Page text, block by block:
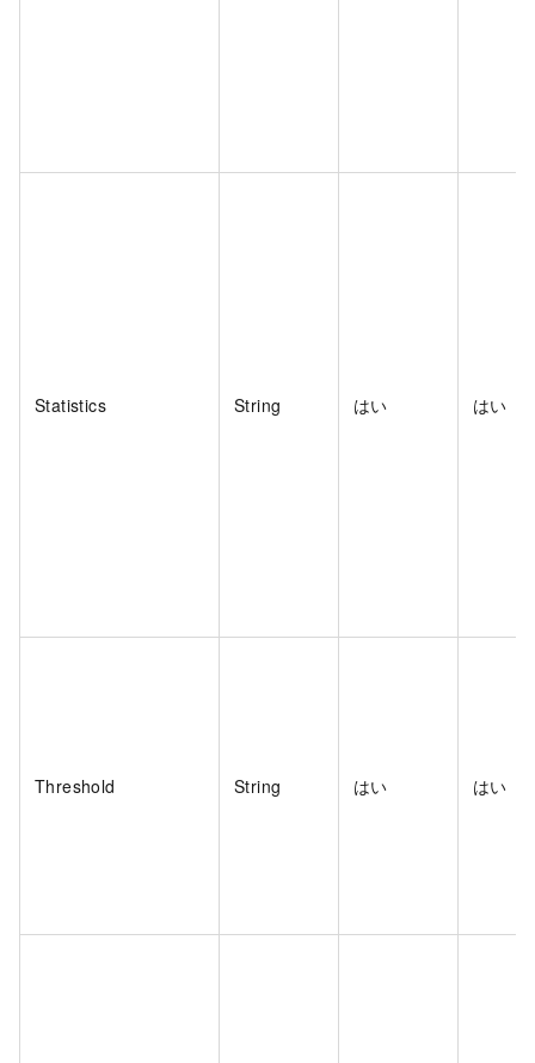
Statistics String はい はい
Threshold String はい はい